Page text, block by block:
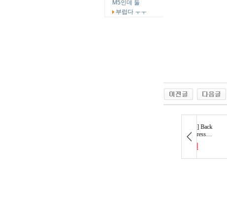
M5인데 둘
부럽다 ㅜㅜ